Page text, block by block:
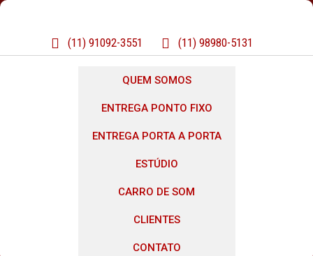
(11) 91092-3551 (11) 98980-5131
QUEM SOMOS
ENTREGA PONTO FIXO
ENTREGA PORTA A PORTA
ESTÚDIO
CARRO DE SOM
CLIENTES
CONTATO